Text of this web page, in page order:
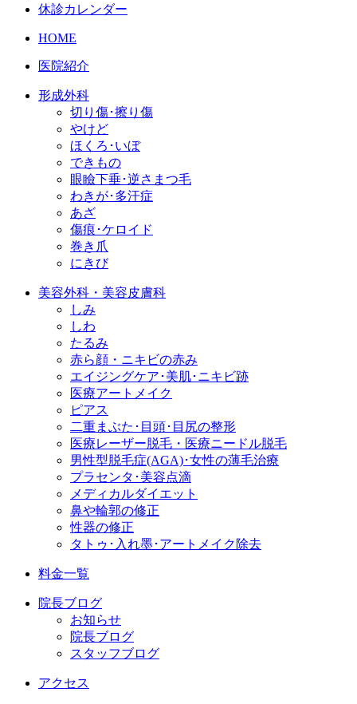
休診カレンダー
HOME
医院紹介
形成外科
切り傷･擦り傷
やけど
ほくろ･いぼ
できもの
眼瞼下垂･逆さまつ毛
わきが･多汗症
あざ
傷痕･ケロイド
巻き爪
にきび
美容外科・美容皮膚科
しみ
しわ
たるみ
赤ら顔・ニキビの赤み
エイジングケア･美肌･ニキビ跡
医療アートメイク
ピアス
二重まぶた･目頭･目尻の整形
医療レーザー脱毛・医療ニードル脱毛
男性型脱毛症(AGA)･女性の薄毛治療
プラセンタ･美容点滴
メディカルダイエット
鼻や輪郭の修正
性器の修正
タトゥ･入れ墨･アートメイク除去
料金一覧
院長ブログ
お知らせ
院長ブログ
スタッフブログ
アクセス